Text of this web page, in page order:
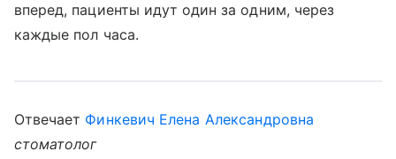
вперед, пациенты идут один за одним, через
каждые пол часа.
Отвечает Финкевич Елена Александровна
стоматолог